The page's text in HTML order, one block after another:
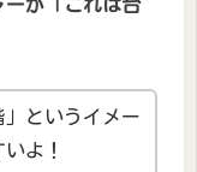
ーが「これは台
」というイメー
よ！